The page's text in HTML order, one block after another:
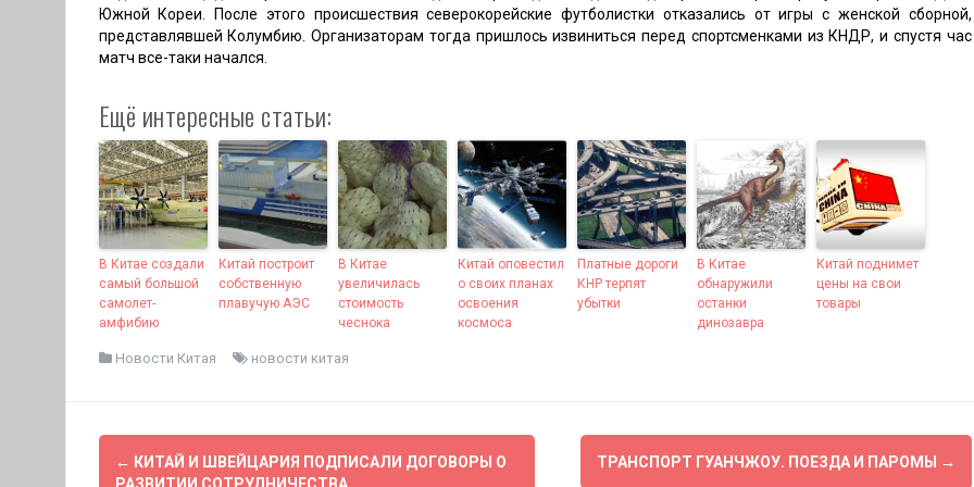
Южной Кореи. После этого происшествия северокорейские футболистки отказались от игры с женской сборной,
представлявшей Колумбию. Организаторам тогда пришлось извиниться перед спортсменками из КНДР, и спустя час
матч все-таки начался.
Ещё интересные статьи:
В Китае создали
самый большой
самолет-
амфибию
Китай построит
собственную
плавучую АЭС
В Китае
увеличилась
стоимость
чеснока
Китай оповестил
о своих планах
освоения
космоса
Платные дороги
КНР терпят
убытки
В Китае
обнаружили
останки
динозавра
Китай поднимет
цены на свои
товары
Новости Китая новости китая
← КИТАЙ И ШВЕЙЦАРИЯ ПОДПИСАЛИ ДОГОВОРЫ О
ТРАНСПОРТ ГУАНЧЖОУ. ПОЕЗДА И ПАРОМЫ →